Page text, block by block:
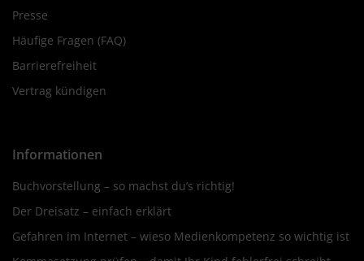
Presse
Häufige Fragen (FAQ)
Barrierefreiheit
Vertrag kündigen
Informationen
Buchvorstellung – so machst du’s richtig!
Der Dreisatz – einfach erklärt
Gefahren im Internet – wieso Medienkompetenz so wichtig ist